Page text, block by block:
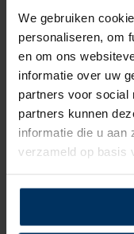
We gebruiken
personaliseren, om
en om ons
informatie over uw
partners voor social
partners kunnen
informatie die u aan
verzameld op basis
Fenderlijn